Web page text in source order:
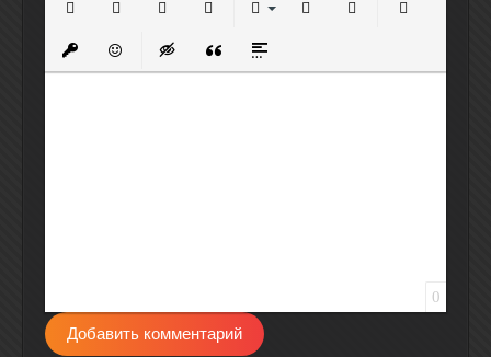
Вставить защищенную ссылку
Вставить смайлик
Вставка скрытого текста
Вставка цитаты
Вставка спойлера
0
Добавить комментарий